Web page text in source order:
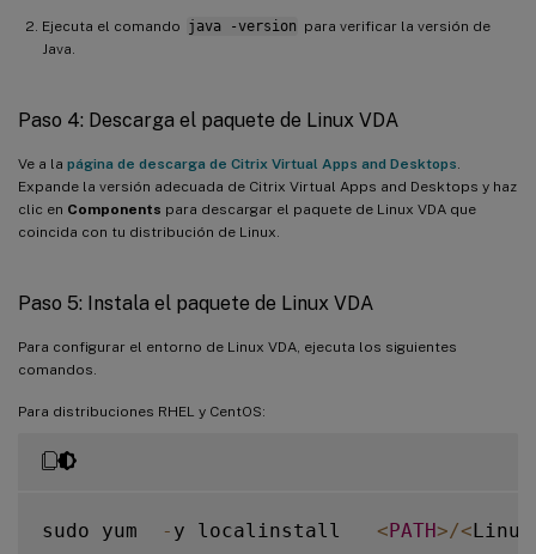
Ejecuta el comando java -version para verificar la versión de
Java.
Paso 4: Descarga el paquete de Linux VDA
Ve a la página de descarga de Citrix Virtual Apps and Desktops
Expande la versión adecuada de Citrix Virtual Apps and Desktops y haz
clic en Components para descargar el paquete de Linux VDA que
coincida con tu distribución de Linux.
Paso 5: Instala el paquete de Linux VDA
Para configurar el entorno de Linux VDA, ejecuta los siguientes
comandos.
Para distribuciones RHEL y CentOS:
sudo yum - y localinstall <PATH>/<